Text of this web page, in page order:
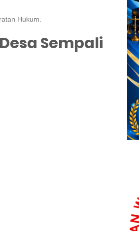
Hukum.
Sempali